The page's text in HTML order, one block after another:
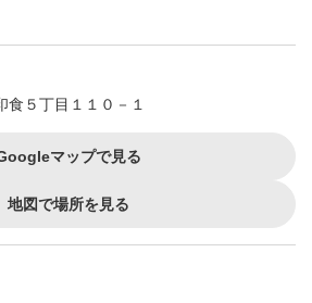
５丁目１１０－１
マップで見る
地図で場所を見る